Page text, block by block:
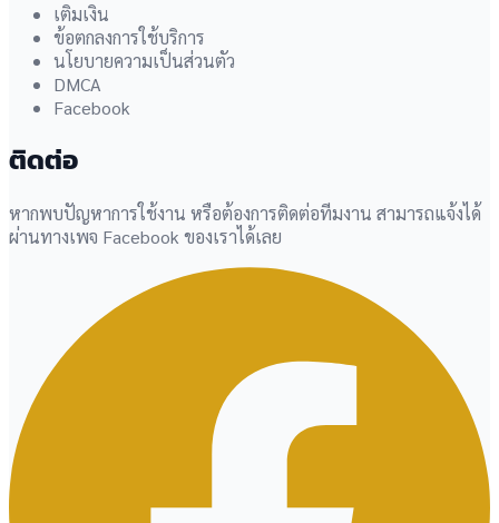
เติมเงิน
ข้อตกลงการใช้บริการ
นโยบายความเป็นส่วนตัว
DMCA
Facebook
ติดต่อ
หากพบปัญหาการใช้งาน หรือต้องการติดต่อทีมงาน สามารถแจ้งได้
ผ่านทางเพจ Facebook ของเราได้เลย